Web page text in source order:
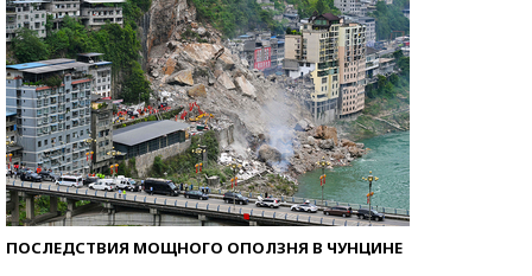
ПОСЛЕДСТВИЯ МОЩНОГО ОПОЛЗНЯ В ЧУНЦИНЕ